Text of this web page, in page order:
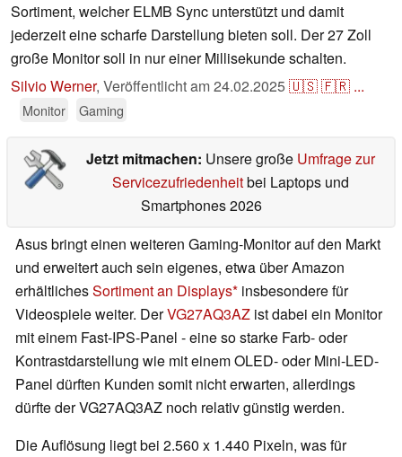
Sortiment, welcher ELMB Sync unterstützt und damit
jederzeit eine scharfe Darstellung bieten soll. Der 27 Zoll
große Monitor soll in nur einer Millisekunde schalten.
Silvio Werner, Veröffentlicht am24.02.2025🇺🇸🇫🇷 ...
Monitor Gaming
Jetzt mitmachen: Unsere große Umfrage zur
Servicezufriedenheitbei Laptops und
Smartphones 2026
Asus bringt einen weiteren Gaming-Monitor auf den Markt
und erweitert auch sein eigenes, etwa über Amazon
erhältlichesSortiment an Displays insbesondere für
Videospiele weiter. DerVG27AQ3AZ ist dabei ein Monitor
mit einem Fast-IPS-Panel - eine so starke Farb- oder
Kontrastdarstellung wie mit einem OLED- oder Mini-LED-
Panel dürften Kunden somit nicht erwarten, allerdings
dürfte der VG27AQ3AZ noch relativ günstig werden.
Die Auflösung liegt bei 2.560 x 1.440 Pixeln, was für